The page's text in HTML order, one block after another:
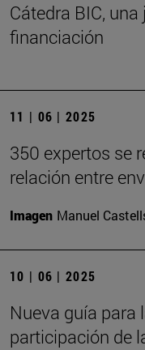
Cátedra BIC,
financiación
11 | 06 | 2025
350 expertos se
relación entre
Imagen Manuel
10 | 06 | 2025
Nueva guía para
participación de